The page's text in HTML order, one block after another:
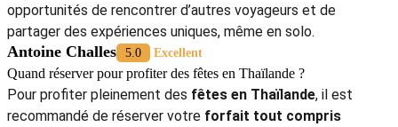
opportunités de rencontrer d’autres voyageurs et de
partager des expériences uniques, même en solo.
Antoine Challes 5.0 Excellent
Quand réserver pour profiter des fêtes en Thaïlande ?
Pour profiter pleinement des fêtes en Thaïlande, il est
recommandé de réserver votre forfait tout compris